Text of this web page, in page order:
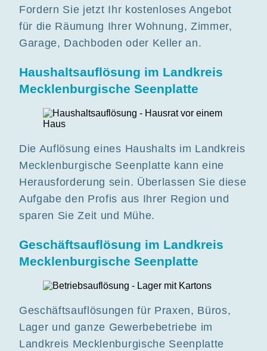
Fordern Sie jetzt Ihr kostenloses Angebot
für die Räumung Ihrer Wohnung, Zimmer,
Garage, Dachboden oder Keller an.
Haushaltsauflösung im Landkreis
Mecklenburgische Seenplatte
Die Auflösung eines Haushalts im Landkreis
Mecklenburgische Seenplatte kann eine
Herausforderung sein. Überlassen Sie diese
Aufgabe den Profis aus Ihrer Region und
sparen Sie Zeit und Mühe.
Geschäftsauflösung im Landkreis
Mecklenburgische Seenplatte
Geschäftsauflösungen für Praxen, Büros,
Lager und ganze Gewerbebetriebe im
Landkreis Mecklenburgische Seenplatte